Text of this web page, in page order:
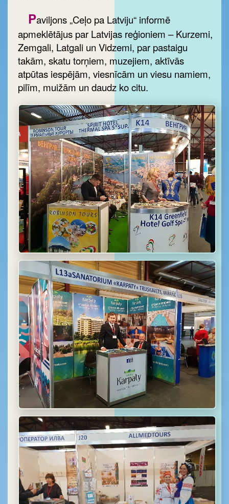
Paviljons „Ceļo pa Latviju“ informē
apmeklētājus par Latvijas reģioniem – Kurzemi,
Zemgali, Latgali un Vidzemi, par pastaigu
takām, skatu torņiem, muzejiem, aktīvās
atpūtas iespējām, viesnīcām un viesu namiem,
pilīm, muižām un daudz ko citu.